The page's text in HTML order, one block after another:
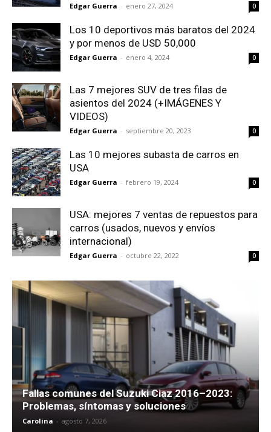
Edgar Guerra - enero 27, 2024 0
Los 10 deportivos más baratos del 2024
y por menos de USD 50,000
Edgar Guerra - enero 4, 2024 0
Las 7 mejores SUV de tres filas de
asientos del 2024 (+IMÁGENES Y
VIDEOS)
Edgar Guerra - septiembre 20, 2023 0
Las 10 mejores subasta de carros en
USA
Edgar Guerra - febrero 19, 2024 0
USA: mejores 7 ventas de repuestos para
carros (usados, nuevos y envíos
internacional)
Edgar Guerra - octubre 22, 2022 0
Fallas comunes del Suzuki Ciaz 2016–2023:
Problemas, síntomas y soluciones
Carolina - agosto 7, 2026